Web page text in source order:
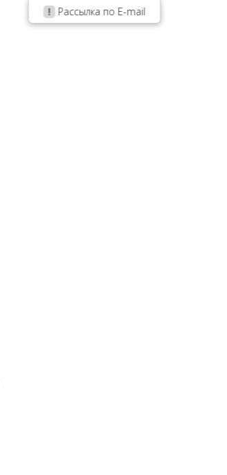
Рассылка по E-mail